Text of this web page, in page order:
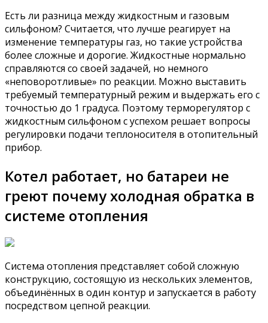
Есть ли разница между жидкостным и газовым
сильфоном? Считается, что лучше реагирует на
изменение температуры газ, но такие устройства
более сложные и дорогие. Жидкостные нормально
справляются со своей задачей, но немного
«неповоротливые» по реакции. Можно выставить
требуемый температурный режим и выдержать его с
точностью до 1 градуса. Поэтому терморегулятор с
жидкостным сильфоном с успехом решает вопросы
регулировки подачи теплоносителя в отопительный
прибор.
Котел работает, но батареи не
греют почему холодная обратка в
системе отопления
Система отопления представляет собой сложную
конструкцию, состоящую из нескольких элементов,
объединённых в один контур и запускается в работу
посредством цепной реакции.